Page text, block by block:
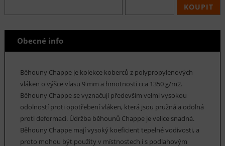
KOUPIT
Obecné info
Běhouny Chappe je kolekce koberců z polypropylenových
vláken o výšce vlasu 9 mm a hmotnosti cca 1350 g/m2.
Běhouny Chappe se vyznačují především velmi vysokou
odolností proti opotřebení vláken, která jsou pružná a odolná
proti deformaci. Údržba běhounů Chappe je velice snadná.
Běhouny Chappe mají vysoký koeficient tepelné vodivosti, a
proto mohou být použity v místnostech i s podlahovým